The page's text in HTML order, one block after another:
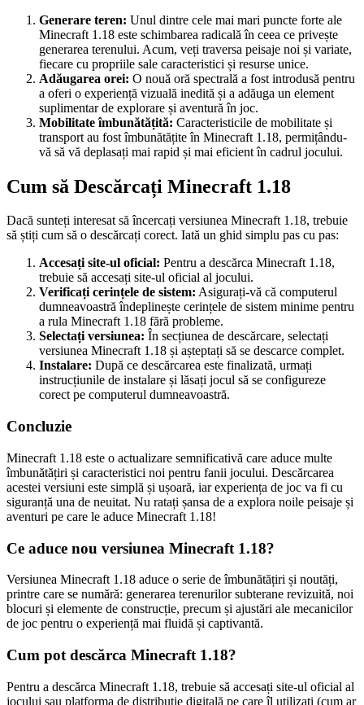
Generare teren: Unul dintre cele mai mari puncte forte ale
Minecraft 1.18 este schimbarea radicală în ceea ce privește
generarea terenului. Acum, veți traversa peisaje noi și variate,
fiecare cu propriile sale caracteristici și resurse unice.
Adăugarea orei: O nouă oră spectrală a fost introdusă pentru
a oferi o experiență vizuală inedită și a adăuga un element
suplimentar de explorare și aventură în joc.
Mobilitate îmbunătățită: Caracteristicile de mobilitate și
transport au fost îmbunătățite în Minecraft 1.18, permițându-
vă să vă deplasați mai rapid și mai eficient în cadrul jocului.
Cum să Descărcați Minecraft 1.18
Dacă sunteți interesat să încercați versiunea Minecraft 1.18, trebuie
să știți cum să o descărcați corect. Iată un ghid simplu pas cu pas:
Accesați site-ul oficial: Pentru a descărca Minecraft 1.18,
trebuie să accesați site-ul oficial al jocului.
Verificați cerințele de sistem: Asigurați-vă că computerul
dumneavoastră îndeplinește cerințele de sistem minime pentru
a rula Minecraft 1.18 fără probleme.
Selectați versiunea: În secțiunea de descărcare, selectați
versiunea Minecraft 1.18 și așteptați să se descarce complet.
Instalare: După ce descărcarea este finalizată, urmați
instrucțiunile de instalare și lăsați jocul să se configureze
corect pe computerul dumneavoastră.
Concluzie
Minecraft 1.18 este o actualizare semnificativă care aduce multe
îmbunătățiri și caracteristici noi pentru fanii jocului. Descărcarea
acestei versiuni este simplă și ușoară, iar experiența de joc va fi cu
siguranță una de neuitat. Nu ratați șansa de a explora noile peisaje și
aventuri pe care le aduce Minecraft 1.18!
Ce aduce nou versiunea Minecraft 1.18?
Versiunea Minecraft 1.18 aduce o serie de îmbunătățiri și noutăți,
printre care se numără: generarea terenurilor subterane revizuită, noi
blocuri și elemente de construcție, precum și ajustări ale mecanicilor
de joc pentru o experiență mai fluidă și captivantă.
Cum pot descărca Minecraft 1.18?
Pentru a descărca Minecraft 1.18, trebuie să accesați site-ul oficial al
jocului sau platforma de distribuție digitală pe care îl utilizați (cum ar